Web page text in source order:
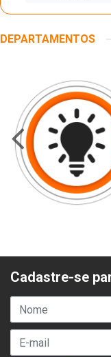
DEPARTAMENTOS
Cadastre-se